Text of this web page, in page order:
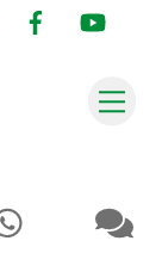
InstagramFacebook